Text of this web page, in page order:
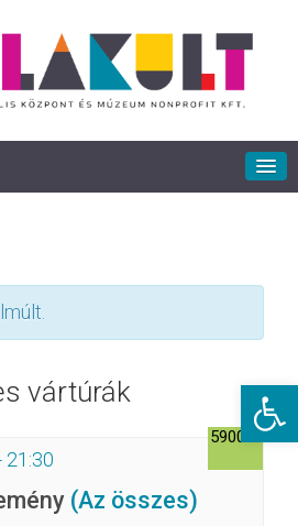
vártúrák
21:30
(Az összes)
5900Ft